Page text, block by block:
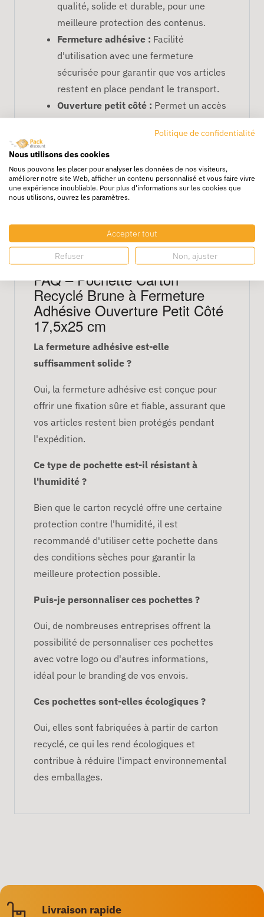
qualité, solide et durable, pour une
meilleure protection des contenus.
Fermeture adhésive : Facilité
d'utilisation avec une fermeture
sécurisée pour garantir que vos articles
restent en place pendant le transport.
Ouverture petit côté : Permet un accès
rapide et facile à l'intérieur de la
Écologique :
carton recyclé, cette pochette est une
solution d'emballage plus respectueuse
de l'environnement.
documents, cartes, petites
marchandises, ou objets légers.
FAQ – Pochette Carton
Recyclé Brune à Fermeture
Adhésive Ouverture Petit Côté
17,5x25 cm
La fermeture adhésive est-elle
suffisamment solide ?
Oui, la fermeture adhésive est conçue pour
offrir une fixation sûre et fiable, assurant que
vos articles restent bien protégés pendant
l'expédition.
Ce type de pochette est-il résistant à
l'humidité ?
Bien que le carton recyclé offre une certaine
protection contre l'humidité, il est
recommandé d'utiliser cette pochette dans
des conditions sèches pour garantir la
meilleure protection possible.
Puis-je personnaliser ces pochettes ?
Oui, de nombreuses entreprises offrent la
possibilité de personnaliser ces pochettes
avec votre logo ou d'autres informations,
idéal pour le branding de vos envois.
Ces pochettes sont-elles écologiques ?
Oui, elles sont fabriquées à partir de carton
recyclé, ce qui les rend écologiques et
contribue à réduire l'impact environnemental
des emballages.
Livraison rapide
Politique de confidentialité
Nous utilisons des cookies
Nous pouvons les placer pour analyser les données de nos visiteurs,
améliorer notre site Web, afficher un contenu personnalisé et vous faire vivre
une expérience inoubliable. Pour plus d'informations sur les cookies que
nous utilisons, ouvrez les paramètres.
Accepter tout
Refuser Non, ajuster